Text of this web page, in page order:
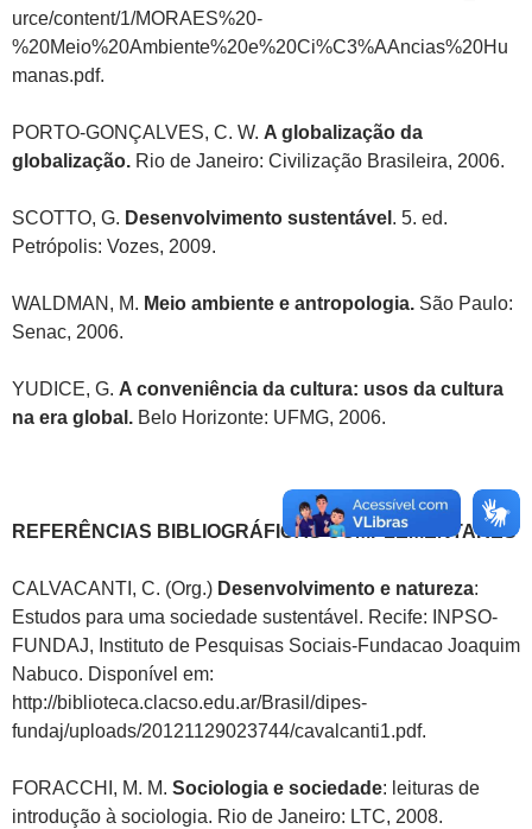
urce/content/1/MORAES%20-
%20Meio%20Ambiente%20e%20Ci%C3%AAncias%20Hu
manas.pdf.
PORTO-GONÇALVES, C. W. A globalização da
globalização. Rio de Janeiro: Civilização Brasileira, 2006.
SCOTTO, G. Desenvolvimento sustentável . 5. ed.
Petrópolis: Vozes, 2009.
WALDMAN, M. Meio ambiente e antropologia. São Paulo:
Senac, 2006.
YUDICE, G. A conveniência da cultura: usos da cultura
na era global. Belo Horizonte: UFMG, 2006.
REFERÊNCIAS BIBLIOGRÁFICAS COMPLEMENTARES
CALVACANTI, C. (Org.) Desenvolvimento e natureza:
Estudos para uma sociedade sustentável. Recife: INPSO-
FUNDAJ, Instituto de Pesquisas Sociais-Fundacao Joaquim
Nabuco. Disponível em:
http://biblioteca.clacso.edu.ar/Brasil/dipes-
fundaj/uploads/20121129023744/cavalcanti1.pdf.
FORACCHI, M. M. Sociologia e sociedade: leituras de
introdução à sociologia. Rio de Janeiro: LTC, 2008.